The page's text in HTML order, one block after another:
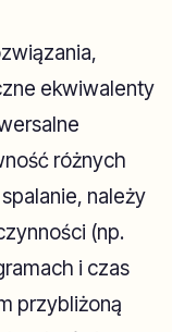
ekwiwalenty
różnych
należy
(np.
i czas
przybliżoną